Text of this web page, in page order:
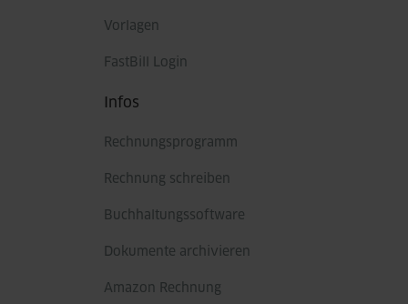
Vorlagen
FastBill Login
Infos
Rechnungsprogramm
Rechnung schreiben
Buchhaltungssoftware
Dokumente archivieren
Amazon Rechnung